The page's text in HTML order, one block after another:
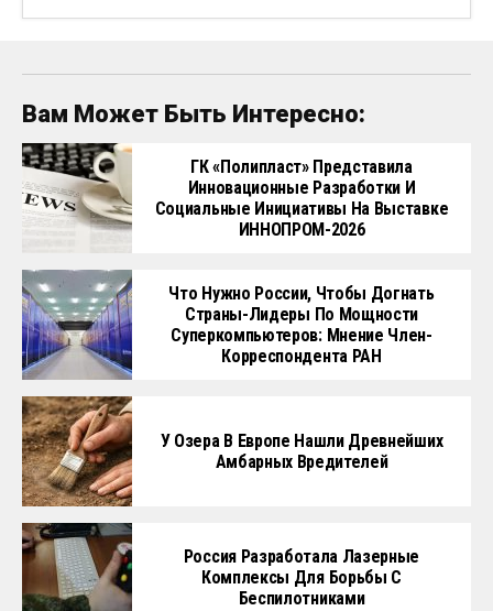
Вам Может Быть Интересно:
ГК «Полипласт» Представила
Инновационные Разработки И
Социальные Инициативы На Выставке
ИННОПРОМ-2026
Что Нужно России, Чтобы Догнать
Страны-Лидеры По Мощности
Суперкомпьютеров: Мнение Член-
Корреспондента РАН
У Озера В Европе Нашли Древнейших
Амбарных Вредителей
Россия Разработала Лазерные
Комплексы Для Борьбы С
Беспилотниками